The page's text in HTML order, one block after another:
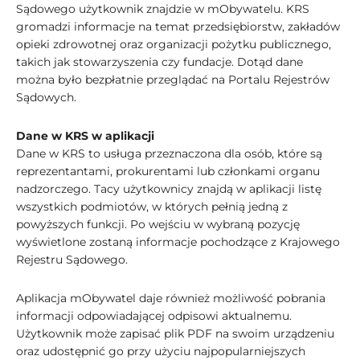
Sądowego użytkownik znajdzie w mObywatelu. KRS
gromadzi informacje na temat przedsiębiorstw, zakładów
opieki zdrowotnej oraz organizacji pożytku publicznego,
takich jak stowarzyszenia czy fundacje. Dotąd dane
można było bezpłatnie przeglądać na Portalu Rejestrów
Sądowych.
Dane w KRS w aplikacji
Dane w KRS to usługa przeznaczona dla osób, które są
reprezentantami, prokurentami lub członkami organu
nadzorczego. Tacy użytkownicy znajdą w aplikacji listę
wszystkich podmiotów, w których pełnią jedną z
powyższych funkcji. Po wejściu w wybraną pozycję
wyświetlone zostaną informacje pochodzące z Krajowego
Rejestru Sądowego.
Aplikacja mObywatel daje również możliwość pobrania
informacji odpowiadającej odpisowi aktualnemu.
Użytkownik może zapisać plik PDF na swoim urządzeniu
oraz udostępnić go przy użyciu najpopularniejszych